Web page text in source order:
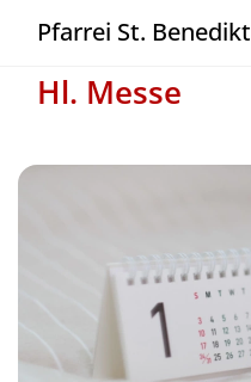
Pfarrei St. Benedikt
Hl. Messe